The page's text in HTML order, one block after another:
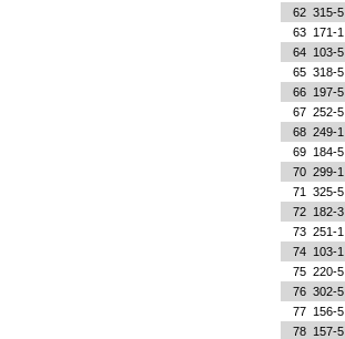
62 315-5
63 171-1
64 103-5
65 318-5
66 197-5
67 252-5
68 249-1
69 184-5
70 299-1
71
325-5
72 182-3
73 251-1
74 103-1
75 220-5
76 302-5
77 156-5
78 157-5